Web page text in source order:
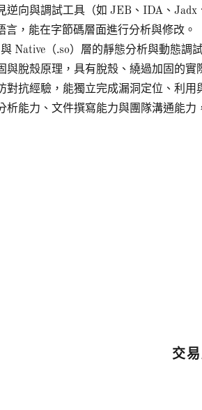
逆向與調試工具（如 JEB、IDA、Jadx
言，能在字節碼層面進行分析與修改。
Native（.so）層的靜態分析與動態調
與脫殼原理，具有脫殼、繞過加固的實
對抗經驗，能獨立完成漏洞定位、利用
析能力、文件撰寫能力與團隊溝通能力
交